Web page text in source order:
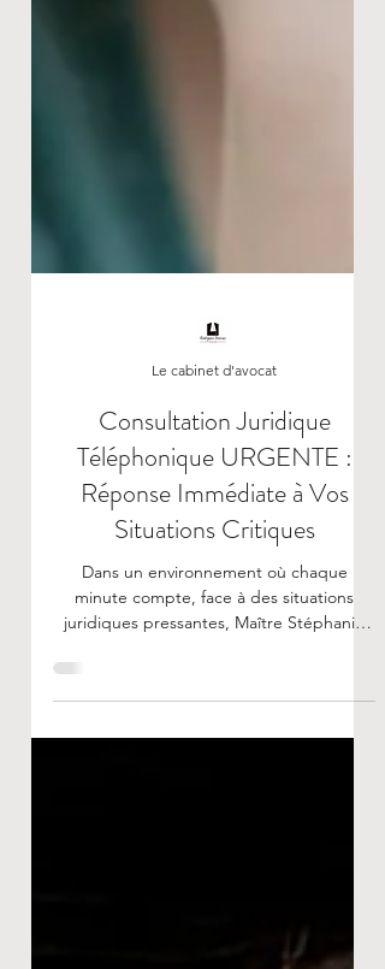
Le cabinet d'avocat
Consultation Juridique
Téléphonique URGENTE :
Réponse Immédiate à Vos
Situations Critiques
Dans un environnement où chaque
juridiques pressantes, Maître Stéphanie
Rodrigues Devesas propose...